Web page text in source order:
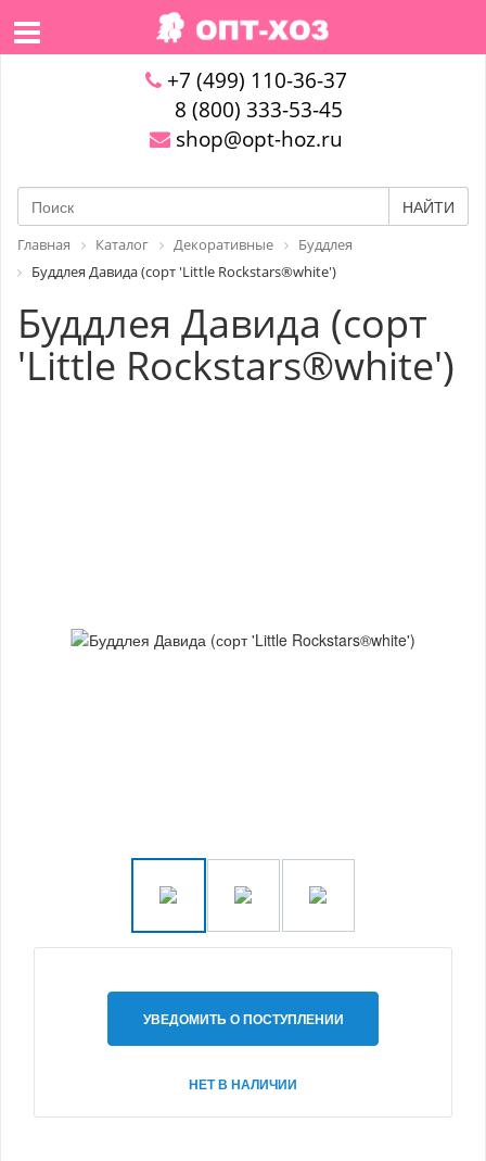
+7 (499) 110-36-37
8 (800) 333-53-45
shop@opt-hoz.ru
НАЙТИ
Главная Каталог Декоративные
Буддлея
Буддлея Давида (сорт 'Little Rockstars®white')
Буддлея Давида (сорт
'Little Rockstars®white')
УВЕДОМИТЬ О ПОСТУПЛЕНИИ
НЕТ В НАЛИЧИИ